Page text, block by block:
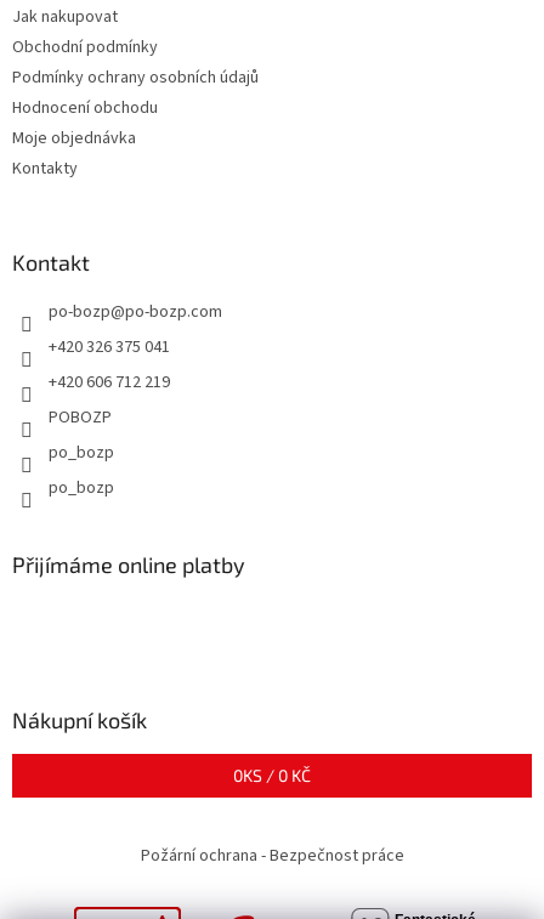
Jak nakupovat
Obchodní podmínky
Podmínky ochrany osobních údajů
Hodnocení obchodu
Moje objednávka
Kontakty
Kontakt
po-bozp@po-bozp.com
+420 326 375 041
+420 606 712 219
POBOZP
po_bozp
po_bozp
Přijímáme online platby
Nákupní košík
0KS / 0 KČ
Požární ochrana - Bezpečnost práce